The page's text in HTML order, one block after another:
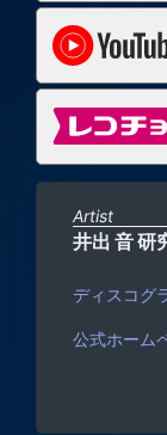
Artist
井出 音 研
ディスコグ
公式ホーム